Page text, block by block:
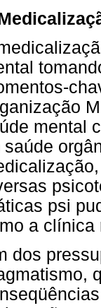
mental
saúde
psi
a clínica
dos